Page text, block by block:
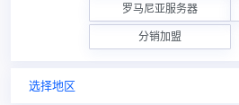
罗马尼亚服务器
分销加盟
选择地区